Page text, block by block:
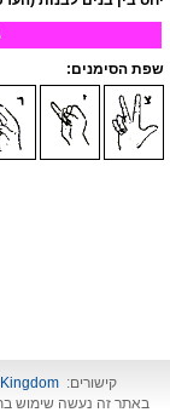
שפת הסימנים:
קישורים:
באתר זה נעשה שימוש